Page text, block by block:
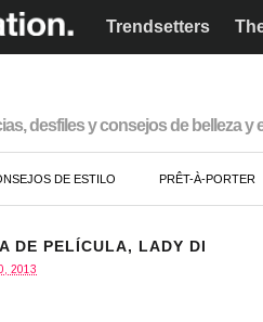
Trendsetters
desfiles y consejos de belleza y
DE ESTILO PRÊT-À-PORTER
DE PELÍCULA, LADY DI
2013